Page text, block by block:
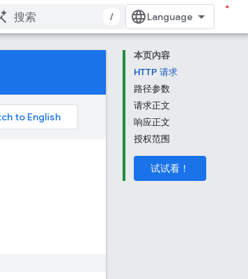
/
本页内容
HTTP 请求
路径参数
请求正文
响应正文
授权范围
试试看！